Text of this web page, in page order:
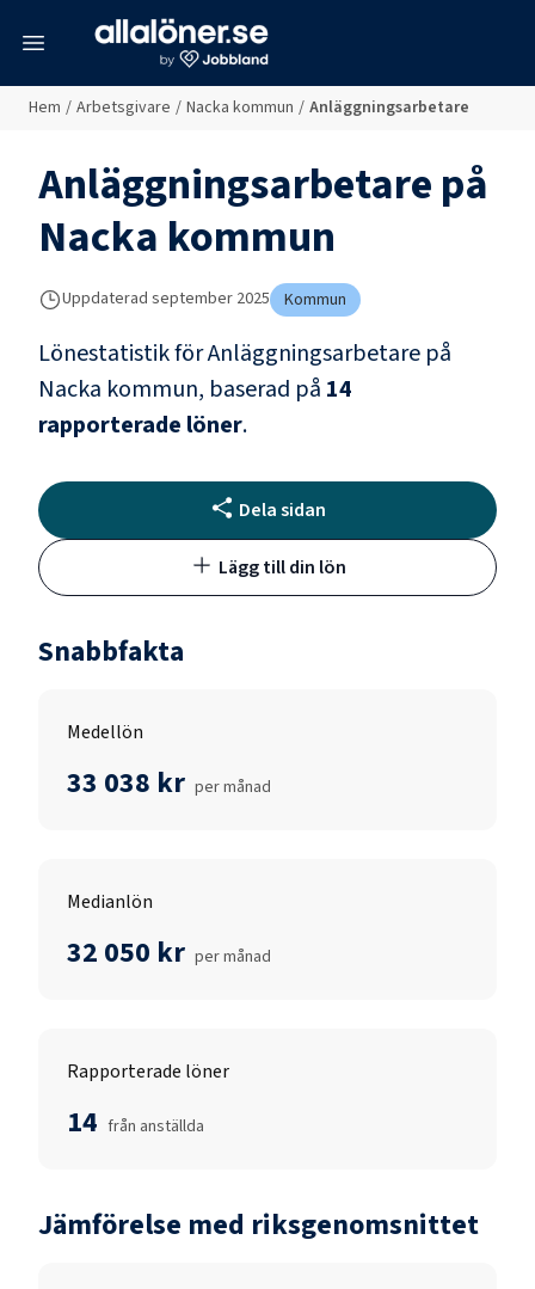
Hem / Arbetsgivare / Nacka kommun / Anläggningsarbetare
Anläggningsarbetarepå
Nacka kommun
Uppdaterad september 2025 Kommun
Lönestatistik förAnläggningsarbetare på
Nacka kommun, baserad på 14
rapporterade löner.
Dela sidan
Lägg till din lön
Snabbfakta
Medellön
33 038 kr per månad
Medianlön
32 050 kr per månad
Rapporterade löner
14 från anställda
Jämförelse med riksgenomsnittet